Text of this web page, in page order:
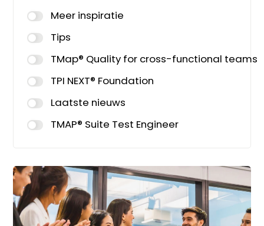
Meer inspiratie
Tips
TMap® Quality for cross-functional teams
TPI NEXT® Foundation
Laatste nieuws
TMAP® Suite Test Engineer